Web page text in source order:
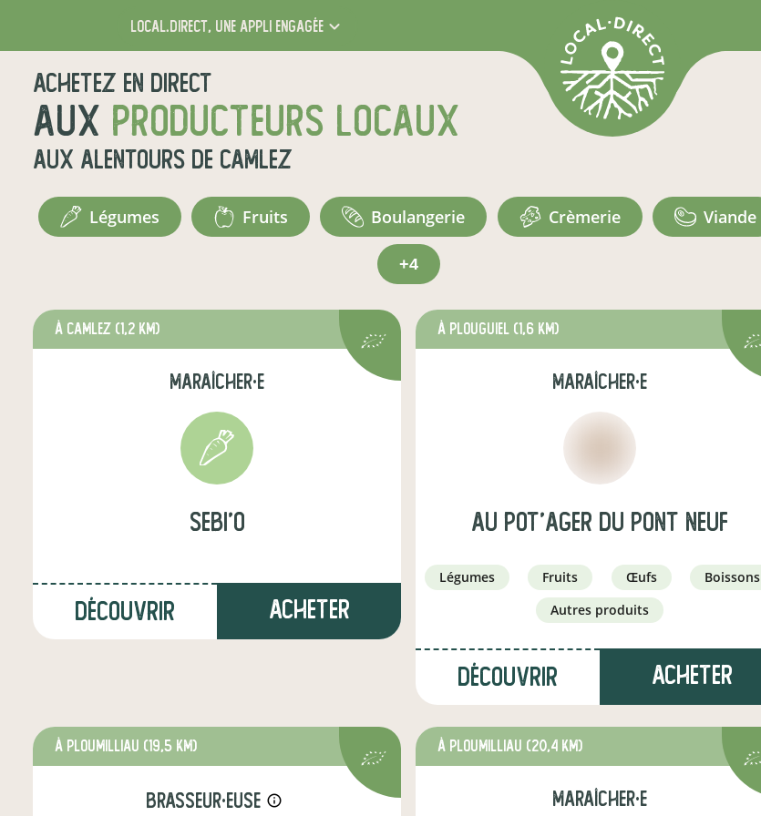
local.direct, une appli engagée
Achetez en direct
aux producteurs locaux
aux alentours de Camlez
légumes fruits boulangerie crèmerie viande
+4
à Camlez (1,2 km)
maraîcher·e
SEBI'O
Découvrir Acheter
à Plouguiel (1,6 km)
maraîcher·e
Au Pot'ager Du Pont Neuf
légumes fruits œufs
boissons
autres produits
Découvrir Acheter
à Ploumilliau (19,5 km)
brasseur·euse info_outline
à Ploumilliau (20,4 km)
maraîcher·e